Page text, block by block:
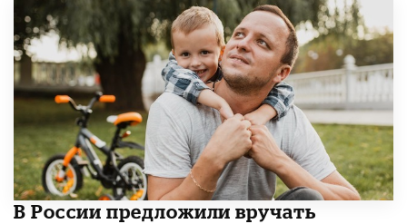
В России предложили вручать